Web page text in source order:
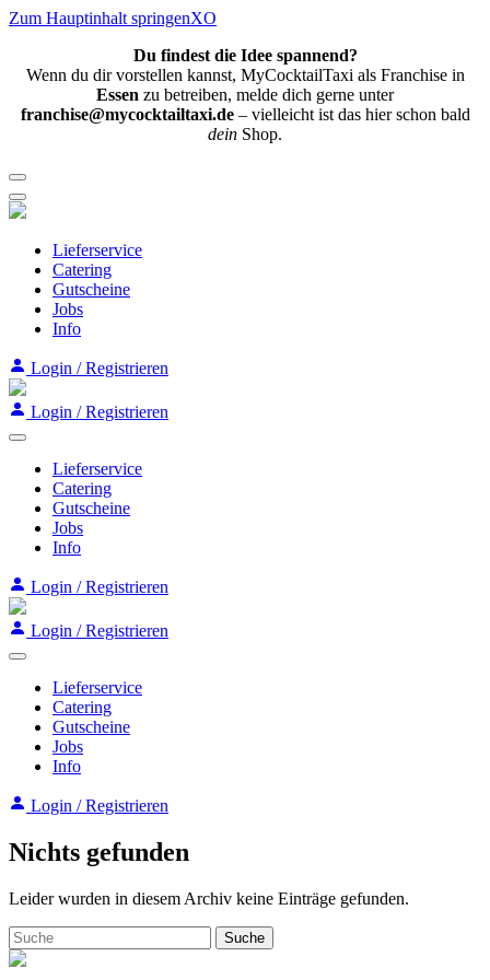
Zum Hauptinhalt springenXO
Du findest die Idee spannend?
Wenn du dir vorstellen kannst, MyCocktailTaxi als Franchise in
Essen zu betreiben, melde dich gerne unter
franchise@mycocktailtaxi.de– vielleicht ist das hier schon bald
dein Shop.
Lieferservice
Catering
Gutscheine
Jobs
Info
Login / Registrieren
Login / Registrieren
Lieferservice
Catering
Gutscheine
Jobs
Info
Login / Registrieren
Login / Registrieren
Lieferservice
Catering
Gutscheine
Jobs
Info
Login / Registrieren
Nichts gefunden
Leider wurden in diesem Archiv keine Einträge gefunden.
Suche